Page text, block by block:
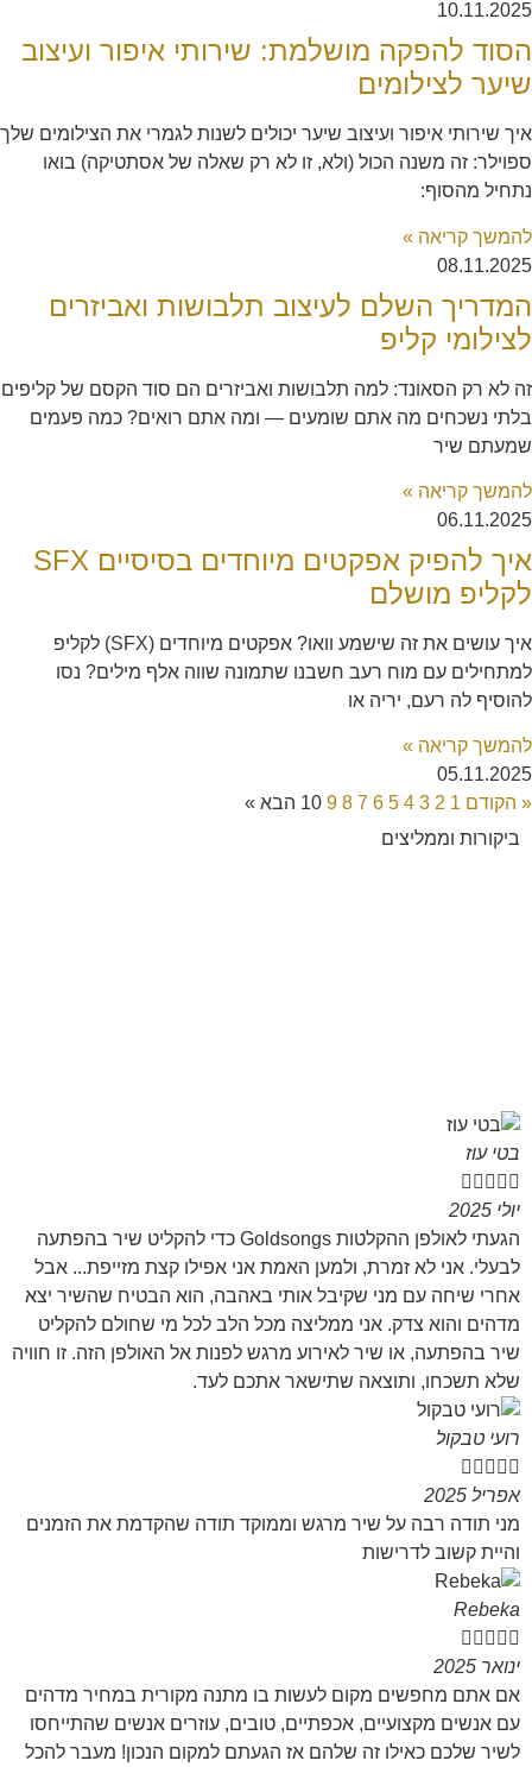
10.11.2025
הסוד להפקה מושלמת: שירותי איפור ועיצוב
שיער לצילומים
איך שירותי איפור ועיצוב שיער יכולים לשנות לגמרי את הצילומים שלך
ספוילר: זה משנה הכול (ולא, זו לא רק שאלה של אסתטיקה) בואו
נתחיל מהסוף:
להמשך קריאה »
08.11.2025
המדריך השלם לעיצוב תלבושות ואביזרים
לצילומי קליפ
זה לא רק הסאונד: למה תלבושות ואביזרים הם סוד הקסם של קליפים
בלתי נשכחים מה אתם שומעים — ומה אתם רואים? כמה פעמים
שמעתם שיר
להמשך קריאה »
06.11.2025
איך להפיק אפקטים מיוחדים בסיסיים SFX
לקליפ מושלם
איך עושים את זה שישמע וואו? אפקטים מיוחדים (SFX) לקליפ
למתחילים עם מוח רעב חשבנו שתמונה שווה אלף מילים? נסו
להוסיף לה רעם, יריה או
להמשך קריאה »
05.11.2025
« הקודם 1
2
3
4
5
6
7
8
9
10 הבא »
ביקורות וממליצים
בטי עוז
    
יולי 2025
הגעתי לאולפן ההקלטות Goldsongs כדי להקליט שיר בהפתעה
לבעלי. אני לא זמרת, ולמען האמת אני אפילו קצת מזייפת... אבל
אחרי שיחה עם מני שקיבל אותי באהבה, הוא הבטיח שהשיר יצא
מדהים והוא צדק. אני ממליצה מכל הלב לכל מי שחולם להקליט
שיר בהפתעה, או שיר לאירוע מרגש לפנות אל האולפן הזה. זו חוויה
שלא תשכחו, ותוצאה שתישאר אתכם לעד.
רועי טבקול
    
אפריל 2025
מני תודה רבה על שיר מרגש וממוקד תודה שהקדמת את הזמנים
והיית קשוב לדרישות
Rebeka
    
ינואר 2025
אם אתם מחפשים מקום לעשות בו מתנה מקורית במחיר מדהים
עם אנשים מקצועיים, אכפתיים, טובים, עוזרים אנשים שהתייחסו
לשיר שלכם כאילו זה שלהם אז הגעתם למקום הנכון! מעבר להכל